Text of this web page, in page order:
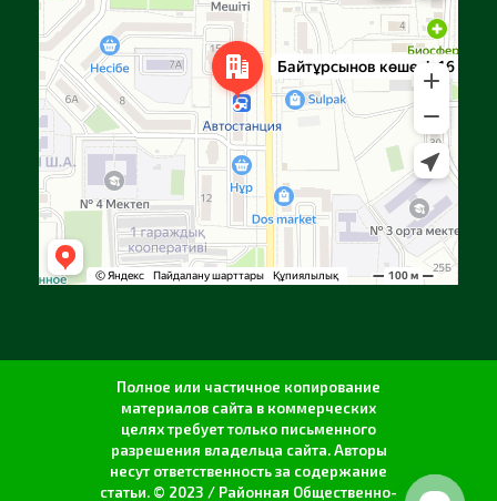
Полное или частичное копирование
материалов сайта в коммерческих
целях требует только письменного
разрешения владельца сайта. Авторы
несут ответственность за содержание
статьи. © 2023 / Районная Общественно-